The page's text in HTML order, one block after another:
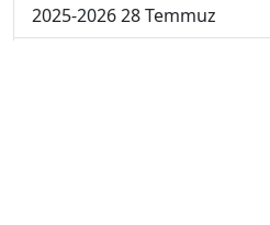
2025-2026 28 Temmuz